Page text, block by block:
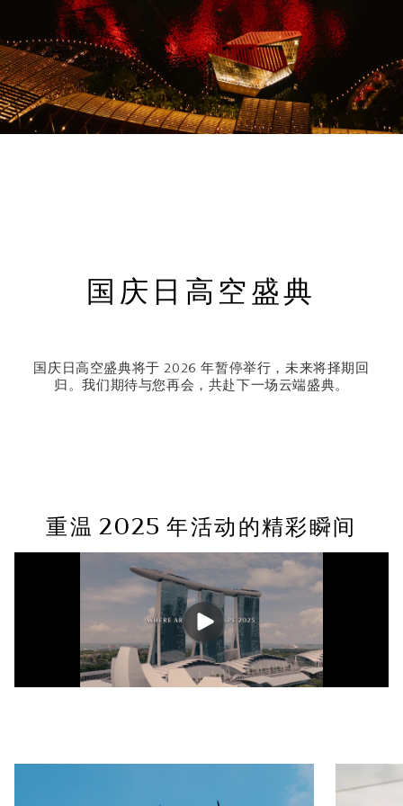
国庆日高空盛典
国庆日高空盛典将于 2026 年暂停举行，未来将择期回
归。我们期待与您再会，共赴下一场云端盛典。
重温 2025 年活动的精彩瞬间